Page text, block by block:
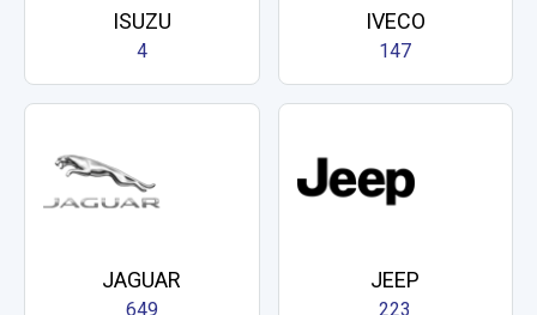
ISUZU
4
IVECO
147
JAGUAR
649
JEEP
223